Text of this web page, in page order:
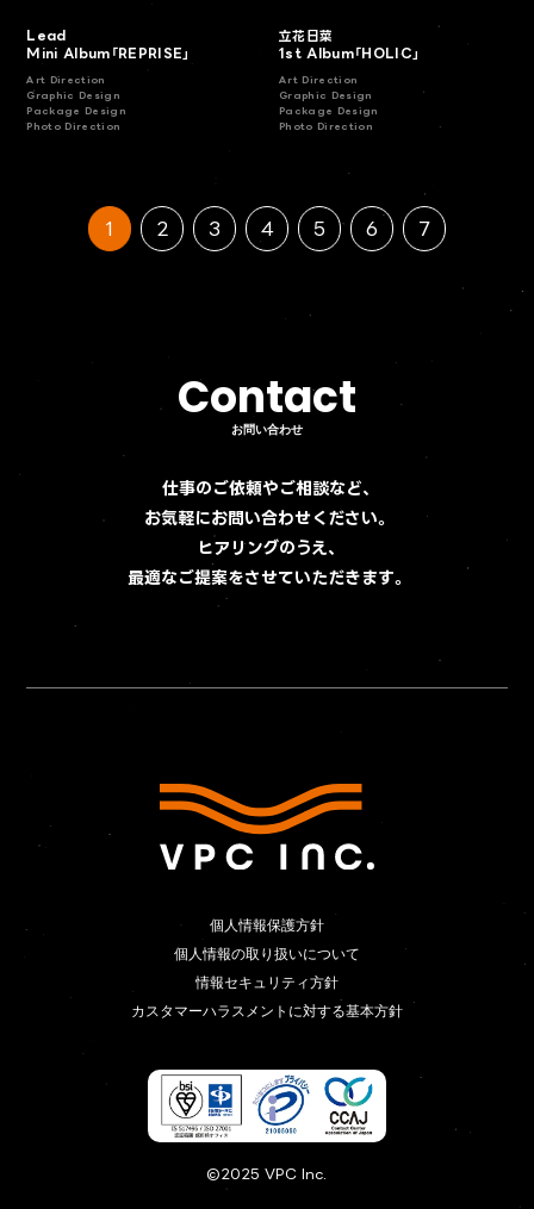
Lead
Mini Album「REPRISE」
Art Direction
Graphic Design
Package Design
Photo Direction
立花日菜
1st Album「HOLIC」
Art Direction
Graphic Design
Package Design
Photo Direction
1 2 3 4 5 6 7
Contact
Contact
お問い合わせ
仕事のご依頼やご相談など、
お気軽にお問い合わせください。
ヒアリングのうえ、
最適なご提案をさせていただきます。
個人情報保護方針
個人情報保護方針
個人情報の取り扱いについて
個人情報の取り扱いについて
情報セキュリティ方針
情報セキュリティ方針
カスタマーハラスメントに対する基本方針
カスタマーハラスメントに対する基本方針
©2025 VPC Inc.